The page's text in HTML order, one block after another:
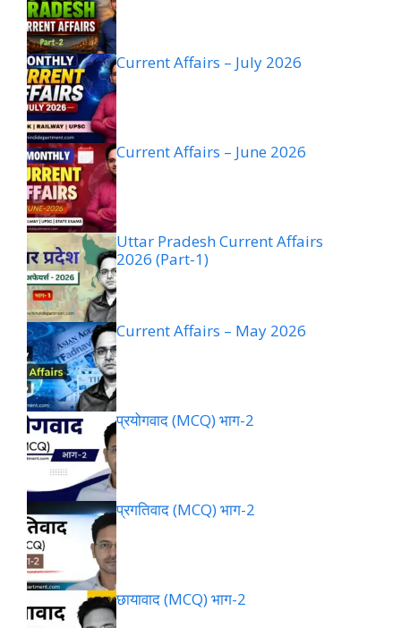
Current Affairs – July 2026
Current Affairs – June 2026
Uttar Pradesh Current Affairs
2026 (Part-1)
Current Affairs – May 2026
प्रयोगवाद (MCQ) भाग-2
प्रगतिवाद (MCQ) भाग-2
छायावाद (MCQ) भाग-2